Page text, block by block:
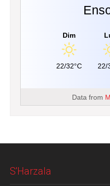
Dim
22/32°C 22/
Data from
S'Harzala